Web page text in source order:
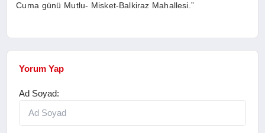
Cuma günü Mutlu- Misket-Balkiraz Mahallesi.”
Yorum Yap
Ad Soyad: